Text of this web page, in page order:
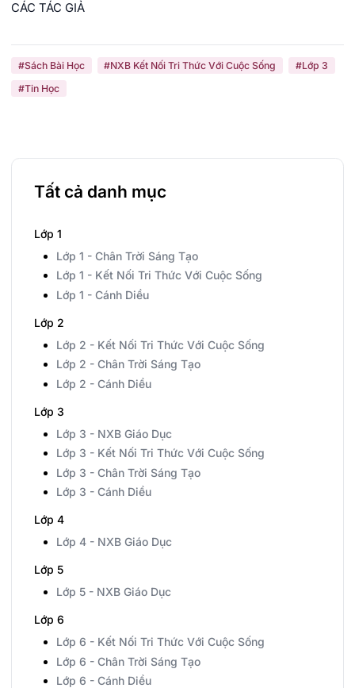
CÁC TÁC GIẢ
#Sách Bài Học #NXB Kết Nối Tri Thức Với Cuộc Sống
#Lớp 3
#Tin Học
Tất cả danh mục
Lớp 1
Lớp 1 - Chân Trời Sáng Tạo
Lớp 1 - Kết Nối Tri Thức Với Cuộc Sống
Lớp 1 - Cánh Diều
Lớp 2
Lớp 2 - Kết Nối Tri Thức Với Cuộc Sống
Lớp 2 - Chân Trời Sáng Tạo
Lớp 2 - Cánh Diều
Lớp 3
Lớp 3 - NXB Giáo Dục
Lớp 3 - Kết Nối Tri Thức Với Cuộc Sống
Lớp 3 - Chân Trời Sáng Tạo
Lớp 3 - Cánh Diều
Lớp 4
Lớp 4 - NXB Giáo Dục
Lớp 5
Lớp 5 - NXB Giáo Dục
Lớp 6
Lớp 6 - Kết Nối Tri Thức Với Cuộc Sống
Lớp 6 - Chân Trời Sáng Tạo
Lớp 6 - Cánh Diều